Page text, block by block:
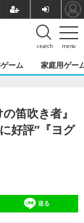
menu
search
ーム 家庭用ゲー
笛吹き者』
好評”『ヨグ
送る